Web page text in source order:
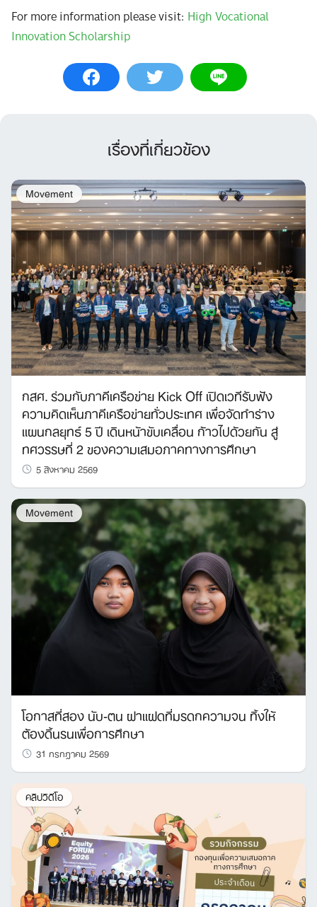
For more information please visit: High Vocational
Innovation Scholarship
เรื่องที่เกี่ยวข้อง
Movement
กสศ. ร่วมกับภาคีเครือข่าย Kick Off เปิดเวทีรับฟัง
ความคิดเห็นภาคีเครือข่ายทั่วประเทศ เพื่อจัดทำร่าง
แผนกลยุทธ์ 5 ปี เดินหน้าขับเคลื่อน ก้าวไปด้วยกัน สู่
ทศวรรษที่ 2 ของความเสมอภาคทางการศึกษา
5 สิงหาคม 2569
Movement
โอกาสที่สอง นับ-ตน ฝาแฝดที่มรดกความจน ทิ้งให้
ต้องดิ้นรนเพื่อการศึกษา
31 กรกฎาคม 2569
คลิปวิดีโอ